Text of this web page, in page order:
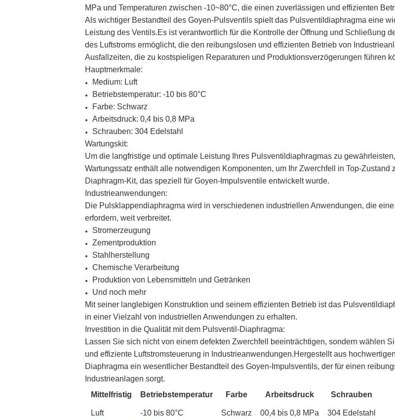
MPa und Temperaturen zwischen -10~80°C, die einen zuverlässigen und effizienten
Als wichtiger Bestandteil des Goyen-Pulsventils spielt das Pulsventildiaphragma eine
Leistung des Ventils.Es ist verantwortlich für die Kontrolle der Öffnung und Schließung
des Luftstroms ermöglicht, die den reibungslosen und effizienten Betrieb von
Ausfallzeiten, die zu kostspieligen Reparaturen und Produktionsverzögerungen führen
Hauptmerkmale:
Medium: Luft
Betriebstemperatur: -10 bis 80°C
Farbe: Schwarz
Arbeitsdruck: 0,4 bis 0,8 MPa
Schrauben: 304 Edelstahl
Wartungskit:
Um die langfristige und optimale Leistung Ihres Pulsventildiaphragmas zu
Wartungssatz enthält alle notwendigen Komponenten, um Ihr Zwerchfell in Top-
Diaphragm-Kit, das speziell für Goyen-Impulsventile entwickelt wurde.
Industrieanwendungen:
Die Pulsklappendiaphragma wird in verschiedenen industriellen Anwendungen, die
erfordern, weit verbreitet.
Stromerzeugung
Zementproduktion
Stahlherstellung
Chemische Verarbeitung
Produktion von Lebensmitteln und Getränken
Und noch mehr
Mit seiner langlebigen Konstruktion und seinem effizienten Betrieb ist das
in einer Vielzahl von industriellen Anwendungen zu erhalten.
Investition in die Qualität mit dem Pulsventil-Diaphragma:
Lassen Sie sich nicht von einem defekten Zwerchfell beeinträchtigen, sondern wählen
und effiziente Luftstromsteuerung in Industrieanwendungen.Hergestellt aus
Diaphragma ein wesentlicher Bestandteil des Goyen-Impulsventils, der für einen
Industrieanlagen sorgt.
Mittelfristig
Betriebstemperatur Farbe Arbeitsdruck Schrauben
Luft -10 bis 80°C Schwarz 00,4 bis 0,8 MPa 304 Edelstahl